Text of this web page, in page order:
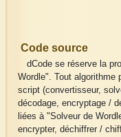
Code source
dCode se réserve la
Wordle". Tout algorithme
script (convertisseur,
décodage, encryptage /
liées à "Solveur de
encrypter, déchiffrer /